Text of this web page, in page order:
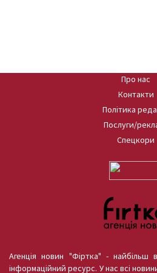
Про нас
Контакти
Політика
Послуги/
Спецкори
Агенція новин "Фіртка" - найбільш
інформаційний ресурс. У нас всі